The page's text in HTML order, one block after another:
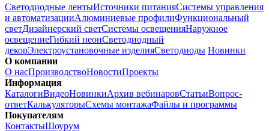
Светодиодные лентыИсточники питанияСистемы управления
и автоматизацииАлюминиевые профилиФункциональный
светДизайнерский светСистемы освещенияНаружное
освещениеГибкий неонСветодиодный
декорЭлектроустановочные изделияСветодиоды Новинки
О компании
О насПроизводствоНовостиПроекты
Информация
КаталогиВидеоНовинкиАрхив вебинаровСтатьиВопрос-
ответКалькуляторыСхемы монтажаФайлы и программы
Покупателям
КонтактыШоурум